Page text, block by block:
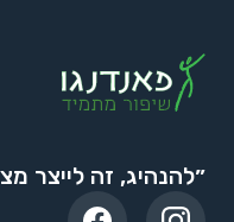
״להנהיג, זה לייצר